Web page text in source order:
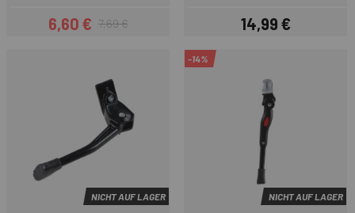
Preis
6,60 €Regulärer Preis
7,69 €
Preis
14,99 €
NICHT AUF LAGER
-14%
NICHT AUF LAGER